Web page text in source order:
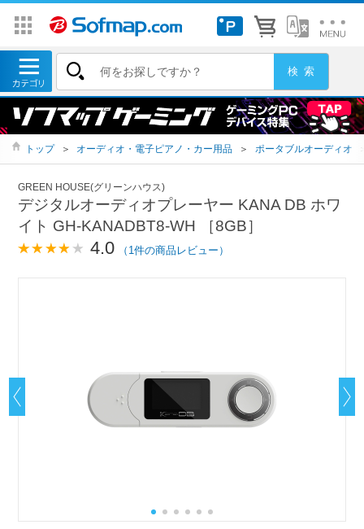
トップ ＞ オーディオ・電子ピアノ・カー用品 ＞ ポータブルオーディオ
GREEN HOUSE(グリーンハウス)
デジタルオーディオプレーヤー KANA DB ホワ
イト GH-KANADBT8-WH ［8GB］
4.0 （1件の商品レビュー）